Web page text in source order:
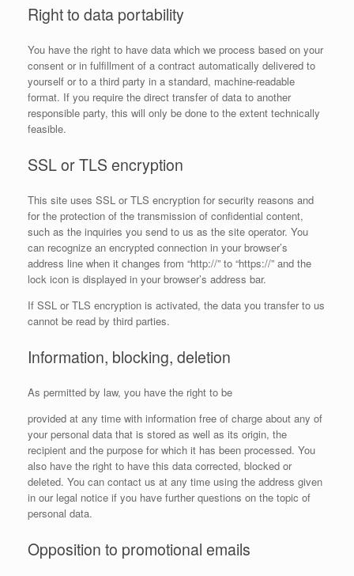
Right to data portability
You have the right to have data which we process based on your
consent or in fulfillment of a contract automatically delivered to
yourself or to a third party in a standard, machine-readable
format. If you require the direct transfer of data to another
responsible party, this will only be done to the extent technically
feasible.
SSL or TLS encryption
This site uses SSL or TLS encryption for security reasons and
for the protection of the transmission of confidential content,
such as the inquiries you send to us as the site operator. You
can recognize an encrypted connection in your browser’s
address line when it changes from “http://” to “https://” and the
lock icon is displayed in your browser’s address bar.
If SSL or TLS encryption is activated, the data you transfer to us
cannot be read by third parties.
Information, blocking, deletion
As permitted by law, you have the right to be
provided at any time with information free of charge about any of
your personal data that is stored as well as its origin, the
recipient and the purpose for which it has been processed. You
also have the right to have this data corrected, blocked or
deleted. You can contact us at any time using the address given
in our legal notice if you have further questions on the topic of
personal data.
Opposition to promotional emails